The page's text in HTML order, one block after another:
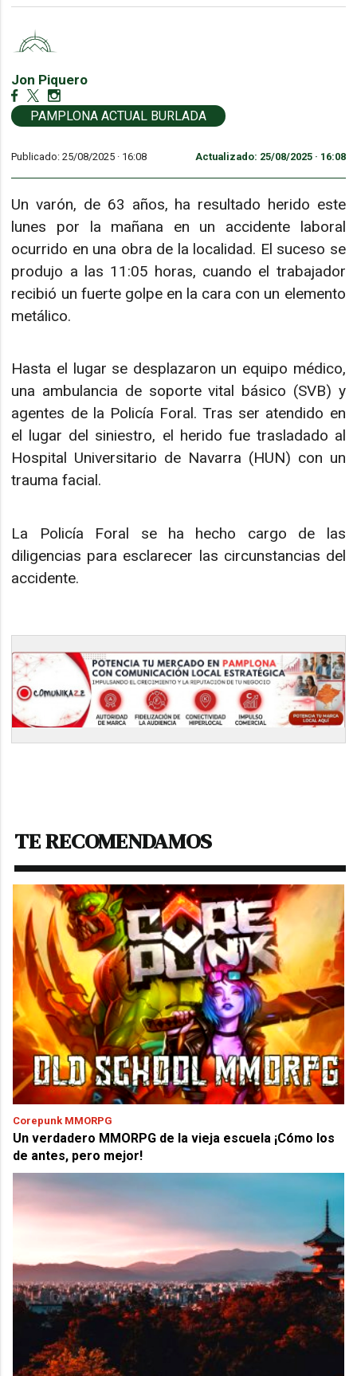
Jon Piquero
PAMPLONA ACTUAL BURLADA
Publicado: 25/08/2025 · 16:08 Actualizado: 25/08/2025 · 16:08
Un varón, de 63 años, ha resultado herido este
lunes por la mañana en un accidente laboral
ocurrido en una obra de la localidad. El suceso se
produjo a las 11:05 horas, cuando el trabajador
recibió un fuerte golpe en la cara con un elemento
metálico.
Hasta el lugar se desplazaron un equipo médico,
una ambulancia de soporte vital básico (SVB) y
agentes de la Policía Foral. Tras ser atendido en
el lugar del siniestro, el herido fue trasladado al
Hospital Universitario de Navarra (HUN) con un
trauma facial.
La Policía Foral se ha hecho cargo de las
diligencias para esclarecer las circunstancias del
accidente.
TE RECOMENDAMOS
Corepunk MMORPG
Un verdadero MMORPG de la vieja escuela ¡Cómo los
de antes, pero mejor!